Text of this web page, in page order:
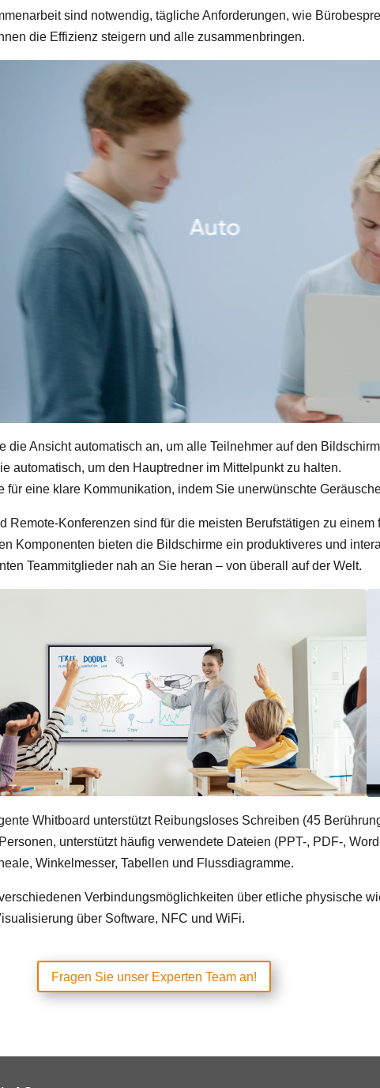
sind notwendig, tägliche Anforderungen, wie
die Effizienz steigern und alle zusammenbringen.
die Ansicht automatisch an, um alle Teilnehmer auf den
automatisch, um den Hauptredner im Mittelpunkt zu halten.
für eine klare Kommunikation, indem Sie unerwünschte
Remote-Konferenzen sind für die meisten Berufstätigen zu
Komponenten bieten die Bildschirme ein produktiveres und
Teammitglieder nah an Sie heran – von überall auf der Welt.
Whitboard unterstützt Reibungsloses Schreiben (45
unterstützt häufig verwendete Dateien (PPT-, PDF-,
Winkelmesser, Tabellen und Flussdiagramme.
Verbindungsmöglichkeiten über etliche physische
über Software, NFC und WiFi.
Fragen Sie unser Experten Team an!